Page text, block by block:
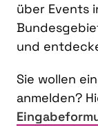
über Events
und
Sie wollen
anmelden?